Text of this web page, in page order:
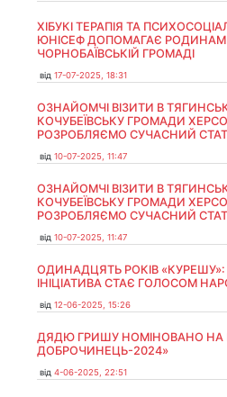
ХІБУКІ ТЕРАПІЯ ТА
ЮНІСЕФ ДОПОМАГАЄ РОДИНАМ
ЧОРНОБАЇВСЬКІЙ ГРОМАДІ
від 17-07-2025, 18:31
ОЗНАЙОМЧІ ВІЗИТИ В
КОЧУБЕЇВСЬКУ ГРОМАДИ
РОЗРОБЛЯЄМО СУЧАСНИЙ
від 10-07-2025, 11:47
ОЗНАЙОМЧІ ВІЗИТИ В
КОЧУБЕЇВСЬКУ ГРОМАДИ
РОЗРОБЛЯЄМО СУЧАСНИЙ
від 10-07-2025, 11:47
ОДИНАДЦЯТЬ РОКІВ
ІНІЦІАТИВА СТАЄ ГОЛОСОМ
від 12-06-2025, 15:26
ДЯДЮ ГРИШУ НОМІНОВАНО НА
ДОБРОЧИНЕЦЬ-2024»
від 4-06-2025, 22:51